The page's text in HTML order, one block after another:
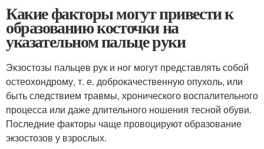
Какие факторы могут привести к
образованию косточки на
указательном пальце руки
Экзостозы пальцев рук и ног могут представлять собой
остеохондрому, т. е. доброкачественную опухоль, или
быть следствием травмы, хронического воспалительного
процесса или даже длительного ношения тесной обуви.
Последние факторы чаще провоцируют образование
экзостозов у взрослых.